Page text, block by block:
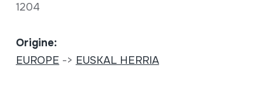
1204
Origine:
EUROPE -> EUSKAL HERRIA